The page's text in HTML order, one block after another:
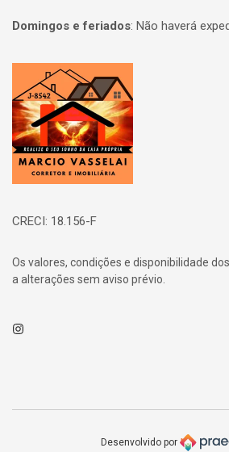
Domingos e feriados: Não haverá
Página inicial
CRECI: 18.156-F
Os valores, condições e disponibilidade
a alterações sem aviso prévio.
Instagram
Desenvolvido por